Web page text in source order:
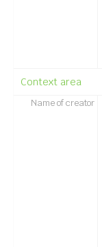
Context area
Name of creator